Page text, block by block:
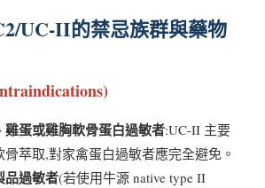
UC-II的禁忌族群與藥物
雞蛋或雞胸軟骨蛋白過敏者:UC-II 主要
骨萃取,對家禽蛋白過敏者應完全避免。
品過敏者(若使用牛源 native type II